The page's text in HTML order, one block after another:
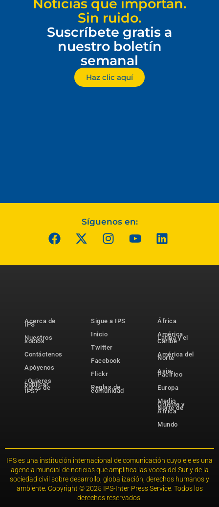
Noticias que importan.
Sin ruido.
Suscríbete gratis a
nuestro boletín
semanal
Haz clic aquí
Síguenos en:
Acerca de
IPS
Nuestros
socios
Contáctenos
Apóyenos
¿Quieres
publicar
notas de
IPS?
Sigue a IPS
Inicio
Twitter
Facebook
Flickr
Reglas de
comunidad
África
América
Latina y el
Caribe
América del
Norte
Asia-
Pacífico
Europa
Medio
Oriente y
Norte de
África
Mundo
IPS es una institución internacional de comunicación cuyo eje es una
agencia mundial de noticias que amplifica las voces del Sur y de la
sociedad civil sobre desarrollo, globalización, derechos humanos y
ambiente. Copyright © 2025 IPS-Inter Press Service. Todos los
derechos reservados.